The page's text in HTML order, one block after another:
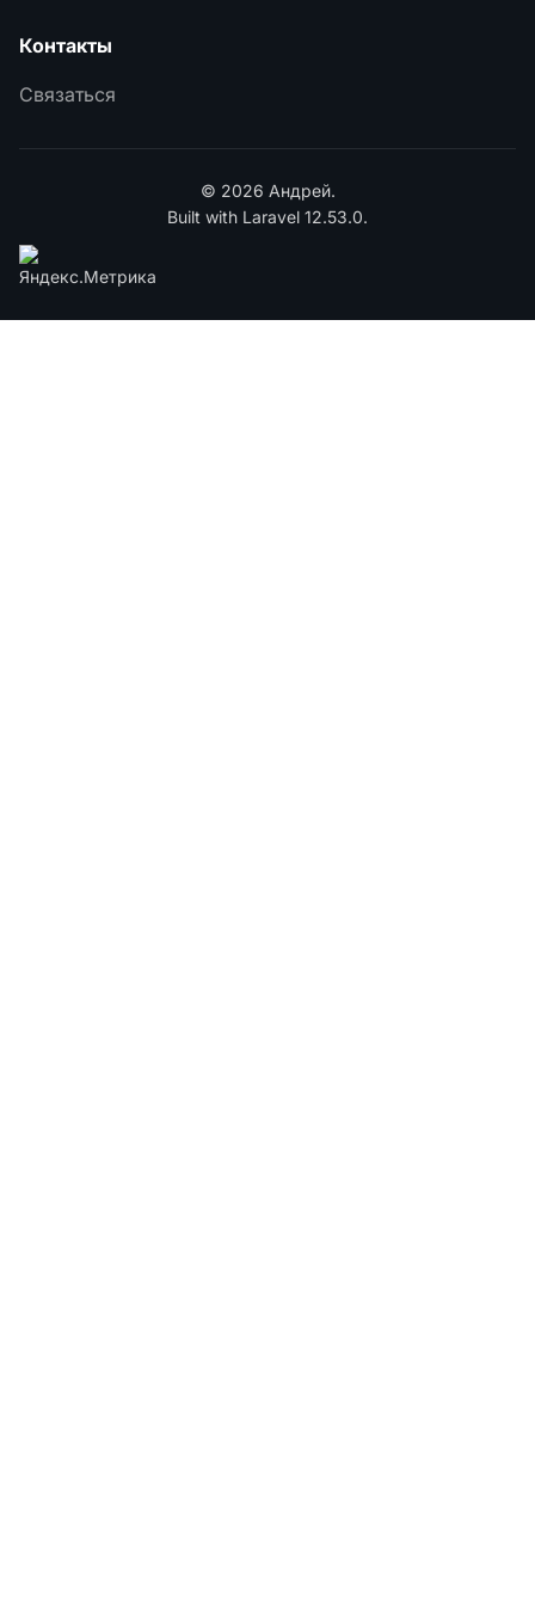
Контакты
Связаться
© 2026 Андрей.
Built with Laravel 12.53.0.